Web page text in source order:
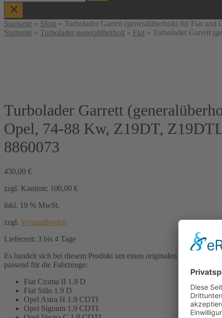
Startseite » Shop » Turbolader Garrett (generalüberholt) für Fiat
Startseite » Turbolader generalüberholt » Fiat » Turbolader Garrett
Turbolader Garrett
Opel, 74-88 Kw, Z19DT,
8860073
430,00 €
zzgl. Kaution: 100,00 €
inkl. 19 % MwSt.
zzgl. Versandkosten
Lieferzeit: 3 bis 4 Tage
Es handelt sich bei diesem Produkt um einen originalen Turbolader
passend für die Fahrzeuge:
Fiat Croma II 1.9 D
Fiat Stilo 1.9 D
Opel Astra H 1.9 CDTI
Opel Signum 1.9 CDTI